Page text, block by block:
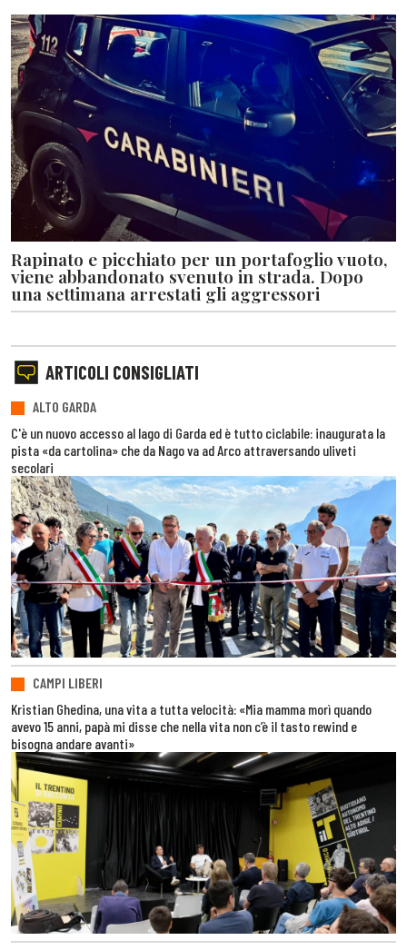
Rapinato e picchiato per un portafoglio vuoto,
viene abbandonato svenuto in strada. Dopo
una settimana arrestati gli aggressori
ARTICOLI CONSIGLIATI
ALTO GARDA
C'è un nuovo accesso al lago di Garda ed è tutto ciclabile: inaugurata la
pista «da cartolina» che da Nago va ad Arco attraversando uliveti
secolari
CAMPI LIBERI
Kristian Ghedina, una vita a tutta velocità: «Mia mamma morì quando
avevo 15 anni, papà mi disse che nella vita non c’è il tasto rewind e
bisogna andare avanti»